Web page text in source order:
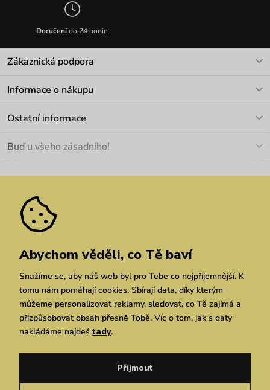
Doručenído 24 hodin
Zákaznická podpora
Informace o nákupu
Materiály a údržba
Pozáruční opravy
Ostatní informace
Velkoobchod
We Care
Dárkové poukazy
Vuchlook
Prodejny
Praha Brno Chrudim
Buď u všeho zásadního!
Zásady ochrany osobních údajů
Simplia.cz
Zásady ochrany osobních údajů
Abychom věděli, co Tě baví
Snažíme se, aby náš web byl pro Tebe co nejpříjemnější. K
tomu nám pomáhají cookies. Sbírají data, díky kterým
můžeme personalizovat reklamy, sledovat, co Tě zajímá a
přizpůsobovat obsah přesně Tobě. Víc o tom, jak s daty
nakládáme najdeš tady.
Přijmout